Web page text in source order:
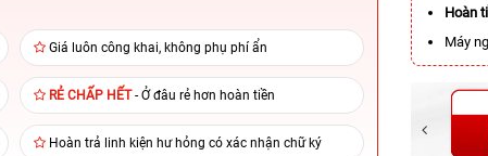
Giá luôn công khai, không phụ phí ẩn
RẺ CHẤP HẾT- Ở đâu rẻ hơn hoàn tiền
Hoàn trả linh kiện hư hỏng có xác nhận chữ ký
Hoàn
Máy